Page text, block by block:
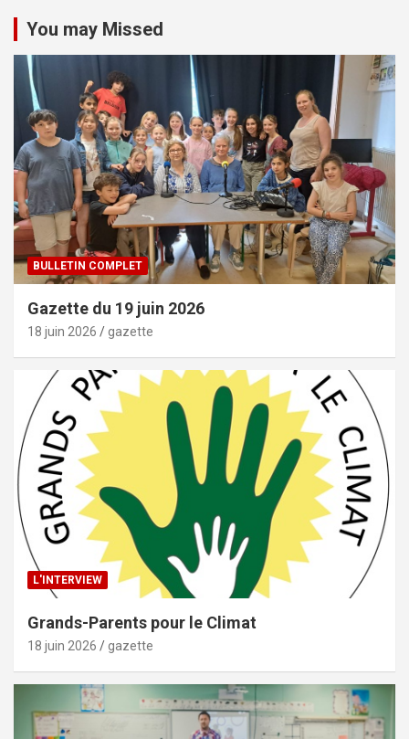
You may Missed
BULLETIN COMPLET
Gazette du 19 juin 2026
18 juin 2026 gazette
L'INTERVIEW
Grands-Parents pour le Climat
18 juin 2026 gazette